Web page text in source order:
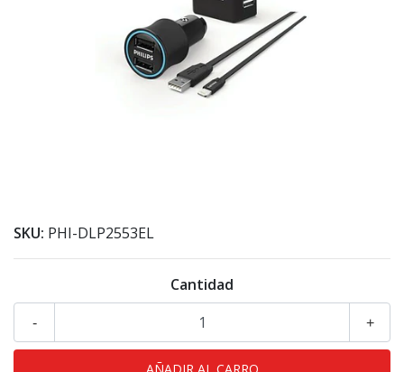
SKU: PHI-DLP2553EL
Cantidad
+
-